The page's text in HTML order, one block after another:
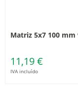
Matriz 5x7 100 mm
11,19 €
IVA incluído